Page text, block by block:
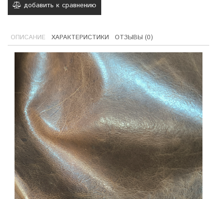
добавить к сравнению
ОПИСАНИЕ ХАРАКТЕРИСТИКИ ОТЗЫВЫ (0)